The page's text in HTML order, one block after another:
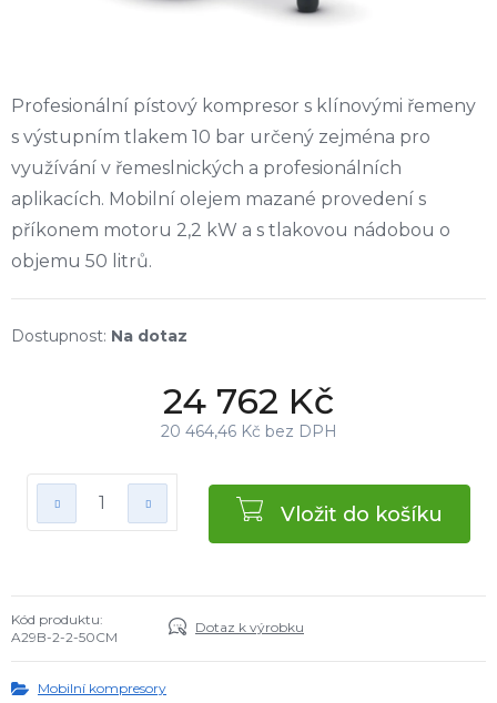
Profesionální pístový kompresor s klínovými řemeny
s výstupním tlakem 10 bar určený zejména pro
využívání v řemeslnických a profesionálních
aplikacích. Mobilní olejem mazané provedení s
příkonem motoru 2,2 kW a s tlakovou nádobou o
objemu 50 litrů.
Na dotaz
24 762 Kč
20 464,46 Kč bez DPH
Vložit do košíku
Kód produktu:
A29B-2-2-50CM
Dotaz k výrobku
Mobilní kompresory